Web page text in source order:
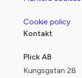
Cookie policy
Kontakt
Plick AB
Kungsgatan 28